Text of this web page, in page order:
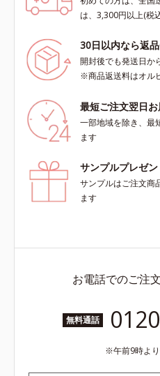
は、3,300円以上(税
30日以内なら返
開封後でも発送日か
※商品返送料はオル
最短ご注文翌日
一部地域を除き、最
ます
サンプルプレゼン
サンプルはご注文商
ます
お電話でのご注
無料通話
午前9時よ